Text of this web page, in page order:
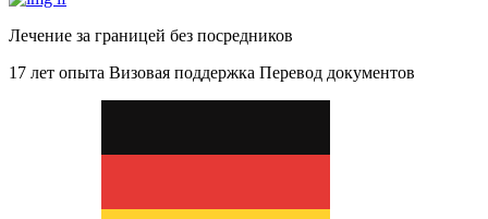
Лечение за границей без посредников
17 лет опыта Визовая поддержка Перевод документов